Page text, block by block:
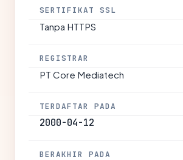
SERTIFIKAT SSL
Tanpa HTTPS
REGISTRAR
PT Core Mediatech
TERDAFTAR PADA
2000-04-12
BERAKHIR PADA